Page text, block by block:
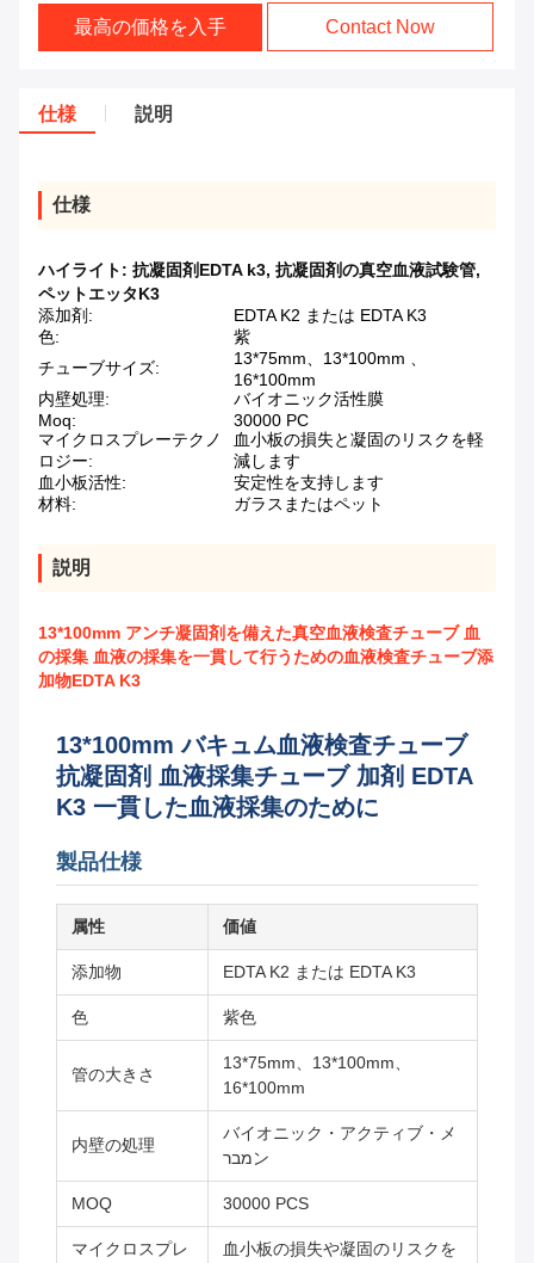
最高の価格を入手 Contact Now
仕様 説明
仕様
ハイライト: 抗凝固剤EDTA k3, 抗凝固剤の真空血液試験管,
ペットエッタK3
添加剤:
EDTA K2 または EDTA K3
色:
紫
チューブサイズ:
13*75mm、13*100mm 、
16*100mm
内壁処理:
バイオニック活性膜
Moq:
30000 PC
マイクロスプレーテクノ
ロジー:
血小板の損失と凝固のリスクを軽
減します
血小板活性:
安定性を支持します
材料:
ガラスまたはペット
説明
13*100mm アンチ凝固剤を備えた真空血液検査チューブ 血
の採集 血液の採集を一貫して行うための血液検査チューブ添
加物EDTA K3
13*100mm バキュム血液検査チューブ
抗凝固剤 血液採集チューブ 加剤 EDTA
K3 一貫した血液採集のために
製品仕様
属性 価値
添加物 EDTA K2 または EDTA K3
色 紫色
管の大きさ
13*75mm、13*100mm、
16*100mm
内壁の処理
バイオニック・アクティブ・メ
מברン
MOQ 30000 PCS
マイクロスプレ
血小板の損失や凝固のリスクを